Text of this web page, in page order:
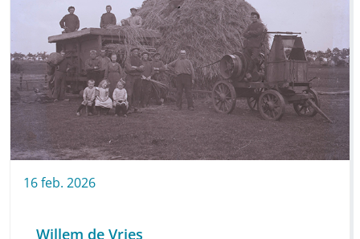
16feb. 2026
Willem de Vries